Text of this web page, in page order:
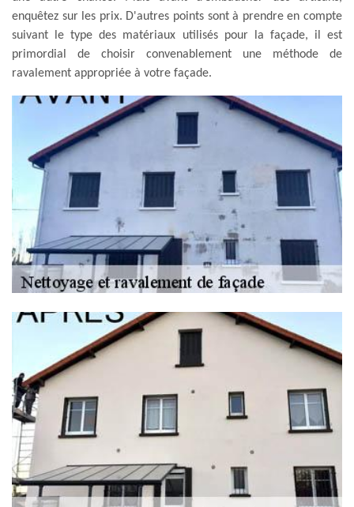
enquêtez sur les prix. D'autres points sont à prendre en compte
suivant le type des matériaux utilisés pour la façade, il est
primordial de choisir convenablement une méthode de
ravalement appropriée à votre façade.